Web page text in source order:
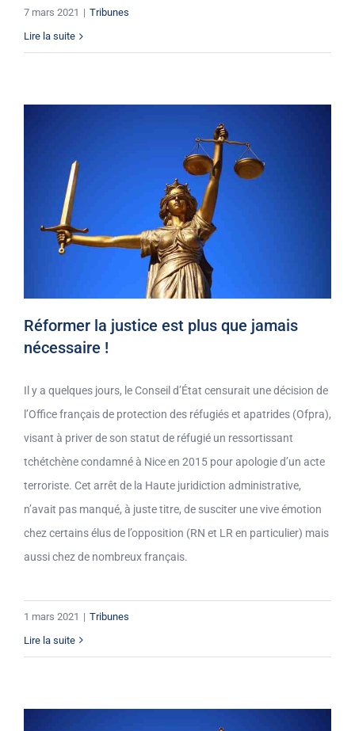
7 mars 2021 | Tribunes
Lire la suite
Réformer la justice est plus que jamais
nécessaire !
Il y a quelques jours, le Conseil d’État censurait une décision de
l’Office français de protection des réfugiés et apatrides (Ofpra),
visant à priver de son statut de réfugié un ressortissant
tchétchène condamné à Nice en 2015 pour apologie d’un acte
terroriste. Cet arrêt de la Haute juridiction administrative,
n’avait pas manqué, à juste titre, de susciter une vive émotion
chez certains élus de l’opposition (RN et LR en particulier) mais
aussi chez de nombreux français.
1 mars 2021 | Tribunes
Lire la suite